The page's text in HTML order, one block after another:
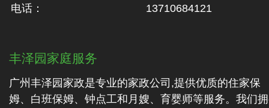
电话：
13710684121
丰泽园家庭服务
广州丰泽园家政是专业的家政公司,提供优质的住家保
姆、白班保姆、钟点工和月嫂、育婴师等服务。我们